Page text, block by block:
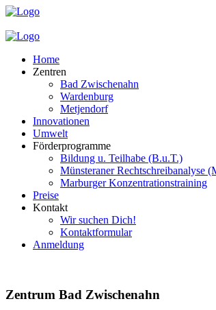
Home
Zentren
Bad Zwischenahn
Wardenburg
Metjendorf
Innovationen
Umwelt
Förderprogramme
Bildung u. Teilhabe (B.u.T.)
Münsteraner Rechtschreibanalyse
Marburger Konzentrationstraining
Preise
Kontakt
Wir suchen Dich!
Kontaktformular
Anmeldung
Zentrum Bad Zwischenahn